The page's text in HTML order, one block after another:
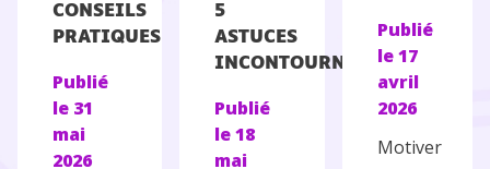
CONSEILS
PRATIQUES
Publié
le 31
mai
2026
5
ASTUCES
INCONTOURNABLES
Publié
le18
mai
Publié
le17
avril
2026
Motiver